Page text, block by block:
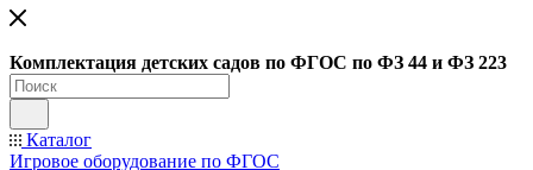
Комплектация детских садов по ФГОC по ФЗ 44 и ФЗ 223
Каталог
Игровое оборудование по ФГОС